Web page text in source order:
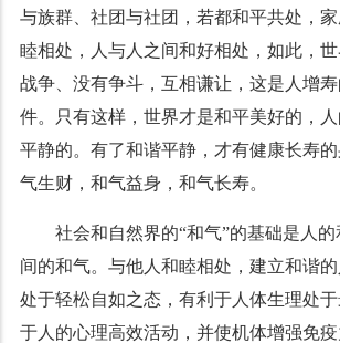
与族群、社团与社团，若都和平共处，
睦相处，人与人之间和好相处，如此，
战争、没有争斗，互相谦让，这是人增
件。只有这样，世界才是和平美好的，
平静的。有了和谐平静，才有健康长寿
气生财，和气益身，和气长寿。
社会和自然界的“和气”的基础是人
间的和气。与他人和睦相处，建立和谐
处于轻松自如之态，有利于人体生理处
于人的心理高效活动，并使机体增强免